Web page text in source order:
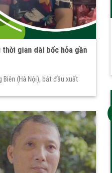
thời gian dài bốc hỏa gần
Biên (Hà Nội), bắt đầu xuất